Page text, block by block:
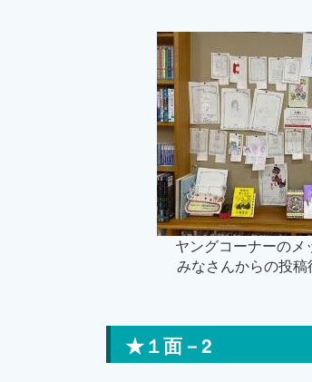
ヤングコーナーのメ
みなさんからの投稿
★１面－2